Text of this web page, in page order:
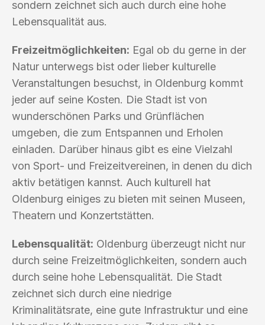
sondern zeichnet sich auch durch eine hohe
Lebensqualität aus.
Freizeitmöglichkeiten: Egal ob du gerne in der
Natur unterwegs bist oder lieber kulturelle
Veranstaltungen besuchst, in Oldenburg kommt
jeder auf seine Kosten. Die Stadt ist von
wunderschönen Parks und Grünflächen
umgeben, die zum Entspannen und Erholen
einladen. Darüber hinaus gibt es eine Vielzahl
von Sport- und Freizeitvereinen, in denen du dich
aktiv betätigen kannst. Auch kulturell hat
Oldenburg einiges zu bieten mit seinen Museen,
Theatern und Konzertstätten.
Lebensqualität: Oldenburg überzeugt nicht nur
durch seine Freizeitmöglichkeiten, sondern auch
durch seine hohe Lebensqualität. Die Stadt
zeichnet sich durch eine niedrige
Kriminalitätsrate, eine gute Infrastruktur und eine